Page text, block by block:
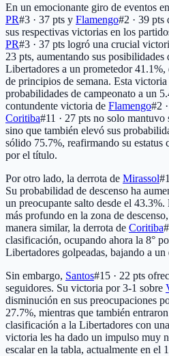
En un emocionante giro de eventos
PR#3 · 37 pts y Flamengo#2 · 39 pts
sus respectivas victorias en los
PR#3 · 37 pts logró una crucial
23 pts, aumentando sus posibilidades
Libertadores a un prometedor
de principios de semana. Esta
probabilidades de campeonato a un
contundente victoria de Flamengo#2
Coritiba#11 · 27 pts no solo mantuvo
sino que también elevó sus
sólido 75.7%, reafirmando su estatus
por el título.
Por otro lado, la derrota de Mirassol
Su probabilidad de descenso ha
un preocupante salto desde el
más profundo en la zona de
manera similar, la derrota de Coritiba
clasificación, ocupando ahora la 8°
Libertadores golpeadas, bajando a un
Sin embargo, Santos#15 · 22 pts
seguidores. Su victoria por 3-1 sobre
disminución en sus preocupaciones
27.7%, mientras que también
clasificación a la Libertadores con
victoria les ha dado un impulso muy
escalar en la tabla, actualmente en el